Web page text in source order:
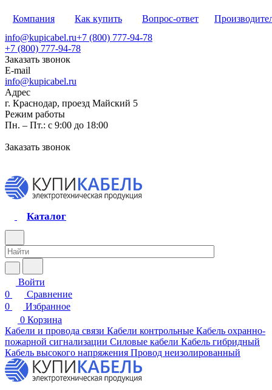
Компания Как купить Вопрос-ответ
info@kupicabel.ru+7 (800) 777-94-78
+7 (800) 777-94-78
Заказать звонок
E-mail
info@kupicabel.ru
Адрес
г. Краснодар, проезд Майский 5
Режим работы
Пн. – Пт.: с 9:00 до 18:00
Заказать звонок
Каталог
Войти
0
Сравнение
0
Избранное
0 Корзина
Кабели и провода связи Кабели контрольные Кабель охранно-
пожарной сигнализации Силовые кабели Кабель гибридный
Кабель высокого напряжения Провод неизолированный